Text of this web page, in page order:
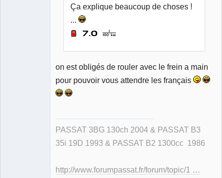
Ça explique beaucoup de choses !
...
on est obligés de rouler avec le frein a main
pour pouvoir vous attendre les français
PASSAT 3BG 130ch 2004 & PASSAT B3
35i 19D 1993 & PASSAT B2 1300cc 1986
http://www.forumpassat.fr/forum/topic/1 …